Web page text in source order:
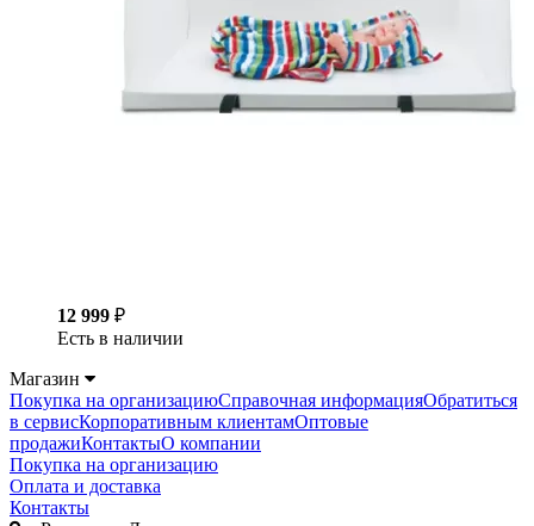
12 999 ₽
Есть в наличии
Магазин
Покупка на организациюСправочная информацияОбратиться
в сервисКорпоративным клиентамОптовые
продажиКонтактыО компании
Покупка на организацию
Оплата и доставка
Контакты